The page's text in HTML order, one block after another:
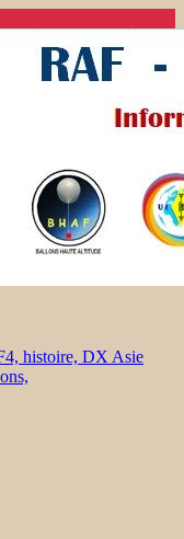
histoire, DX Asie